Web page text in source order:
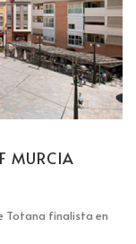
MURCIA
Totana finalista en